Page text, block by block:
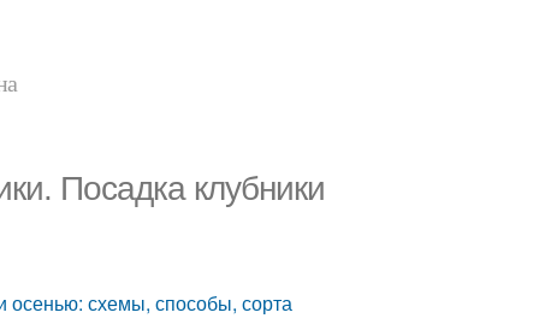
Посадка клубники
осенью: схемы, способы, сорта